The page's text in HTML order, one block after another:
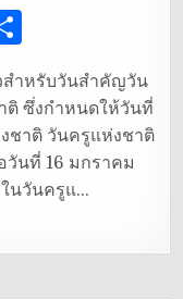
ห่ง
ติ
ar
e
สำหรับวันสำคัญวัน
ติ ซึ่งกำหนดให้วันที่
ชาติ วันครูแห่งชาติ
วันที่ 16 มกราคม
นวันครูแ…